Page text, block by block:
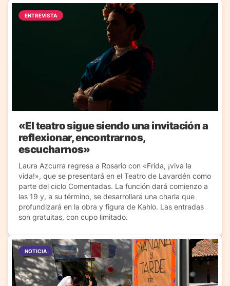
ENTREVISTA
«El teatro sigue siendo una invitación a
reflexionar, encontrarnos,
escucharnos»
Laura Azcurra regresa a Rosario con «Frida, ¡viva la
vida!», que se presentará en el Teatro de Lavardén como
parte del ciclo Comentadas. La función dará comienzo a
las 19 y, a su término, se desarrollará una charla que
profundizará en la obra y figura de Kahlo. Las entradas
son gratuitas, con cupo limitado.
NOTICIA